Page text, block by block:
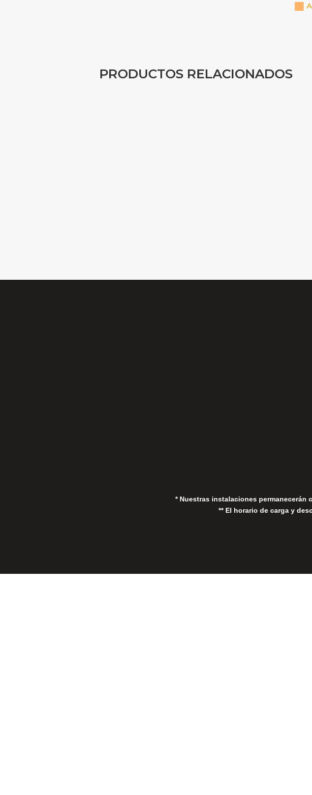
PRODUCTOS RELACIONADOS
* Nuestras instalaciones
** El horario de carga y